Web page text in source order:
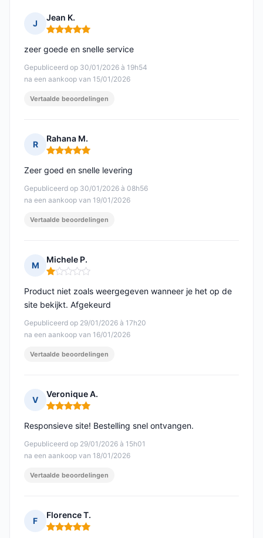
J
Jean K.
Opmerking: 5 van 5
Gepubliceerd op 30/01/2026 à 19h54
na een aankoop van 15/01/2026
zeer goede en snelle service
Vertaalde beoordelingen
R
Rahana M.
Opmerking: 5 van 5
Gepubliceerd op 30/01/2026 à 08h56
na een aankoop van 19/01/2026
Zeer goed en snelle levering
Vertaalde beoordelingen
M
Michele P.
Opmerking: 1 van 5
Gepubliceerd op 29/01/2026 à 17h20
na een aankoop van 16/01/2026
Product niet zoals weergegeven wanneer je het op de
site bekijkt. Afgekeurd
Vertaalde beoordelingen
V
Veronique A.
Opmerking: 5 van 5
Gepubliceerd op 29/01/2026 à 15h01
na een aankoop van 18/01/2026
Responsieve site! Bestelling snel ontvangen.
Vertaalde beoordelingen
F
Florence T.
Opmerking: 5 van 5